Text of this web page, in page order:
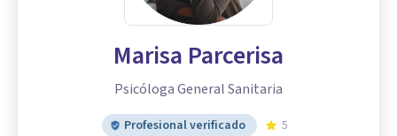
Marisa Parcerisa
Psicóloga General Sanitaria
Profesional verificado
5